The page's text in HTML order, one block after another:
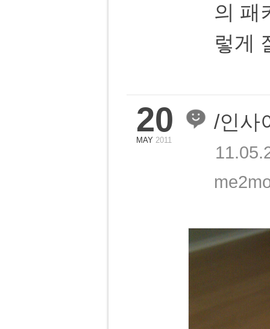
의 패
렇게
20
MAY 2011
/인사